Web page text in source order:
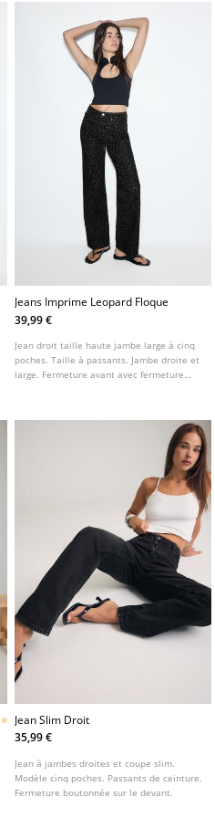
Jeans Imprime Leopard Floque
39,99 €
Jean droit taille haute jambe large à cinq
poches. Taille à passants. Jambe droite et
large. Fermeture avant avec fermeture
Jean Slim Droit
35,99 €
Jean à jambes droites et coupe slim.
Modèle cinq poches. Passants de ceinture.
Fermeture boutonnée sur le devant.